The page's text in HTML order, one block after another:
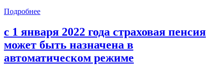
Подробнее
с 1 января 2022 года страховая пенсия
может быть назначена в
автоматическом режиме